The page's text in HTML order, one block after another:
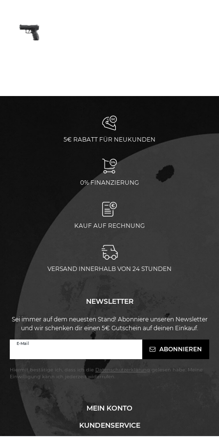
5€ RABATT FÜR NEUKUNDEN
0% FINANZIERUNG
KAUF AUF RECHNUNG
VERSAND INNERHALB VON 24 STUNDEN
MEIN KONTO
KUNDENSERVICE
NEWSLETTER
Sei immer auf dem neuesten Stand! Abonniere unseren Newsletter
und wir schenken dir einen 5€ Gutschein auf deinen Einkauf.
E-Mail
ABONNIEREN
Newsletter
Hiermit bestätige ich, dass ich die Daten­schutz­erklärung gelesen habe. Meine
Einwilligung kann ich jederzeit widerrufen.